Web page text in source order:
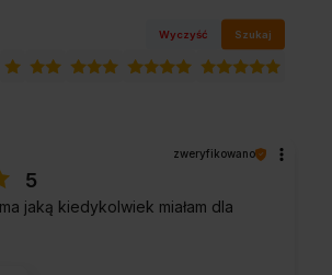
Wyczyść Szukaj
zweryfikowano
5
jaką kiedykolwiek miałam dla